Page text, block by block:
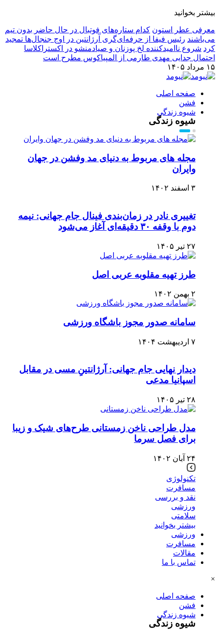
بیشتر بخوانید
معرفی عطر استون کدام ستاره‌های فوتبال در حال حاضر بدون تیم
می‌باشند رئیس فیفا از حرفه‌ای‌گری آرژانتین در اوج جنجال‌ها تمجید
کرد شروع ناامیدکننده لخ پوزنان و صیادمنشو در اکستراکلاسا
احتمال جدایی مهدی طارمی از المپیاکوس مطرح است
۱۵ مرداد ۱۴۰۵
صفحه اصلی
فشن
شیوه زندگی
شیوه زندگی
مجله های مربوط به دنیای مد وفشن در جهان
وایران
۳ اسفند ۱۴۰۲
تغییری نادر در زمان‌بندی فینال جام جهانی: نیمه
دوم با وقفه ۳۰ دقیقه‌ای آغاز می‌شود
۲۷ تیر ۱۴۰۵
طرز تهیه مقلوبه عربی اصل
۲ بهمن ۱۴۰۲
سامانه صدور مجوز باشگاه ورزشی
۷ اردیبهشت ۱۴۰۴
دیدار نهایی جام جهانی: آرژانتینِ مسی در مقابل
اسپانیا مدعی
۲۸ تیر ۱۴۰۵
مدل طراحی ناخن زمستانی طرح‌های شیک و زیبا
برای فصل سرما
۲۴ آبان ۱۴۰۲
تکنولوژی
مسافرت
نقد و بررسی
ورزشی
سلامتی
بیشتر بخوانید
ورزشی
مسافرت
مقالات
تماس با ما
×
صفحه اصلی
فشن
شیوه زندگی
شیوه زندگی